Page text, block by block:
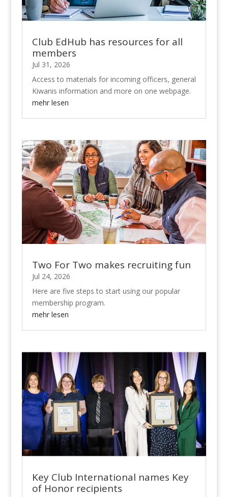
Club EdHub has resources for all
members
Jul 31, 2026
Access to materials for incoming officers, general
Kiwanis information and more on one webpage.
mehr lesen
Two For Two makes recruiting fun
Jul 24, 2026
Here are five steps to start using our popular
membership program.
mehr lesen
Key Club International names Key
of Honor recipients